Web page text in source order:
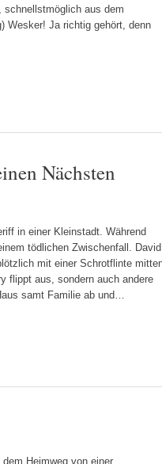
schnellstmöglich aus dem
Wesker! Ja richtig gehört, denn
Nächsten
in einer Kleinstadt. Während
tödlichen Zwischenfall. David
mit einer Schrotflinte
flippt aus, sondern auch andere
samt Familie ab und…
Heimweg von einer